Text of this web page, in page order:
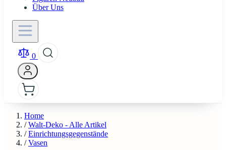
Über Uns
0
Home
/ Walt-Deko - Alle Artikel
/ Einrichtungsgegenstände
/ Vasen